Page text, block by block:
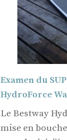
Examen du
HydroForce
Le Bestway
mise en